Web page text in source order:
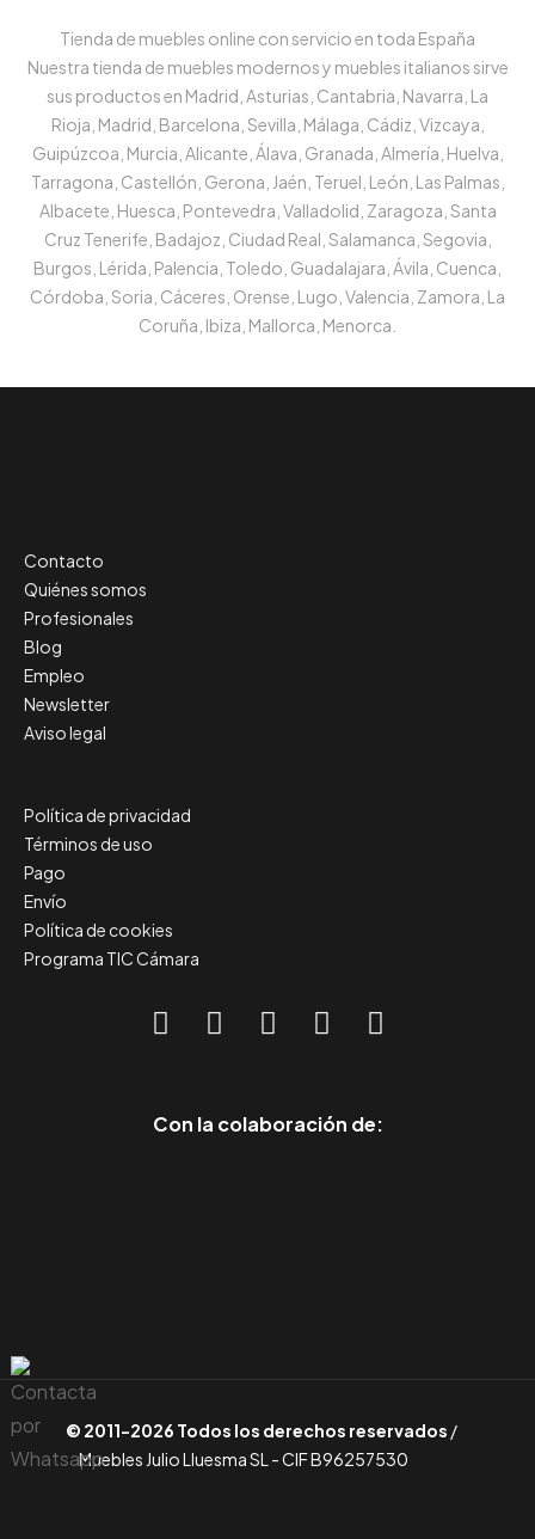
Tienda de muebles online con servicio en toda España
Nuestra tienda de muebles modernos y muebles italianos sirve
sus productos en Madrid, Asturias, Cantabria, Navarra, La
Rioja, Madrid, Barcelona, Sevilla, Málaga, Cádiz, Vizcaya,
Guipúzcoa, Murcia, Alicante, Álava, Granada, Almería, Huelva,
Tarragona, Castellón, Gerona, Jaén, Teruel, León, Las Palmas,
Albacete, Huesca, Pontevedra, Valladolid, Zaragoza, Santa
Cruz Tenerife, Badajoz, Ciudad Real, Salamanca, Segovia,
Burgos, Lérida, Palencia, Toledo, Guadalajara, Ávila, Cuenca,
Córdoba, Soria, Cáceres, Orense, Lugo, Valencia, Zamora, La
Coruña, Ibiza, Mallorca, Menorca.
Contacto
Quiénes somos
Profesionales
Blog
Empleo
Newsletter
Aviso legal
Política de privacidad
Términos de uso
Pago
Envío
Política de cookies
Programa TIC Cámara
Con la colaboración de:
© 2011-2026 Todos los derechos reservados /
Muebles Julio Lluesma SL - CIF B96257530